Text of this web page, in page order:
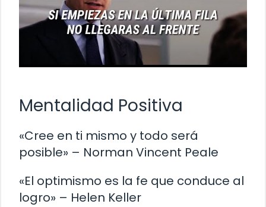
Mentalidad Positiva
«Cree en ti mismo y todo será
posible» – Norman Vincent Peale
«El optimismo es la fe que conduce al
logro» – Helen Keller